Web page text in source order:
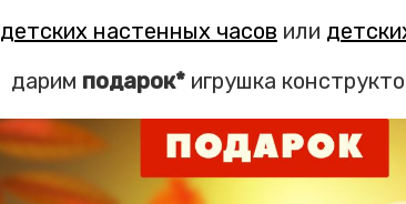
детских настенных часов или
дарим подарок* игрушка